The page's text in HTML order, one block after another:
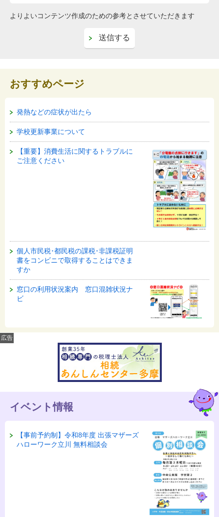
よりよいコンテンツ作成のための参考とさせていただきます
おすすめページ
発熱などの症状が出たら
学校更新事業について
【重要】消費生活に関するトラブルに
ご注意ください
個人市民税･都民税の課税･非課税証明
書をコンビニで取得することはできま
すか
窓口の利用状況案内 窓口混雑状況ナ
ビ
広告
イベント情報
【事前予約制】令和8年度 出張マザーズ
ハローワーク立川 無料相談会